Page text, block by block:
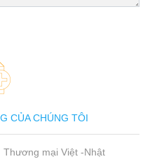
CỦA CHÚNG TÔI
Thương mại Việt -Nhật